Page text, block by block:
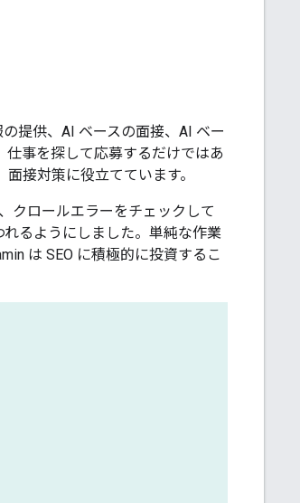
提供、AI ベースの面接、AI ベー
仕事を探して応募するだけではあ
接対策に役立てています。
クロールエラーをチェックして
るようにしました。単純な作業
は SEO に積極的に投資するこ